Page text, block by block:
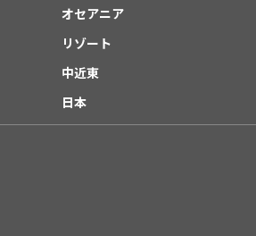
オセアニア
リゾート
中近東
日本